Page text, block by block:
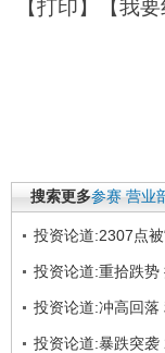
【打印】【我要
搜索更多参赛 营业
投资论道:2307点
投资论道:重拾跌势
投资论道:冲高回
投资论道:暴跌突袭